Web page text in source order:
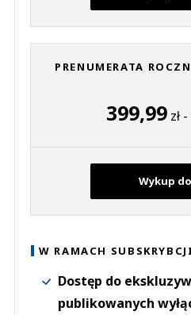
PRENUMERATA
399,99zł
Wykup
W RAMACH
Dostęp do
publikowanych